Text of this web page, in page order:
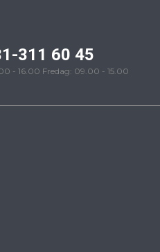
311 60 45
- 16.00 Fredag: 09.00 - 15.00